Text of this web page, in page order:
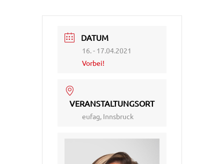
DATUM
16. - 17.04.2021
Vorbei!
VERANSTALTUNGSORT
eufag, Innsbruck